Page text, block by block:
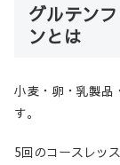
グルテン
ンとは
小麦・卵・乳製品
す。
5回のコースレッ